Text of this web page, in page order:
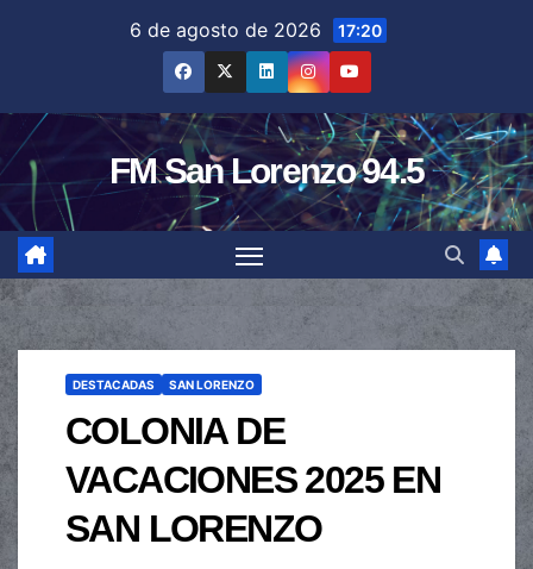
6 de agosto de 2026 17:20
FM San Lorenzo 94.5
DESTACADAS SAN LORENZO
COLONIA DE
VACACIONES 2025 EN
SAN LORENZO